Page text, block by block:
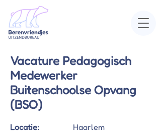
Vacature Pedagogisch
Medewerker
Buitenschoolse Opvang
(BSO)
Locatie:
Haarlem